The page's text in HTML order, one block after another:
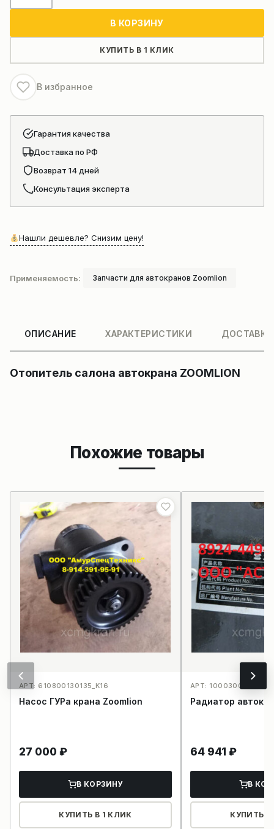
В КОРЗИНУ
КУПИТЬ В 1 КЛИК
В избранное
Гарантия качества
Доставка по РФ
Возврат 14 дней
Консультация эксперта
Нашли дешевле? Снизим цену!
Применяемость: Запчасти для автокранов Zoomlion
ОПИСАНИЕ ХАРАКТЕРИСТИКИ
Отопитель салона автокрана ZOOMLION
Похожие товары
АРТ: 610800130135_K16
Насос ГУРа крана Zoomlion
27 000 ₽
В КОРЗИНУ
КУПИТЬ В 1 КЛИК
АРТ: 1000300007_K32
Радиатор
64 941 ₽
В
КУПИТЬ В